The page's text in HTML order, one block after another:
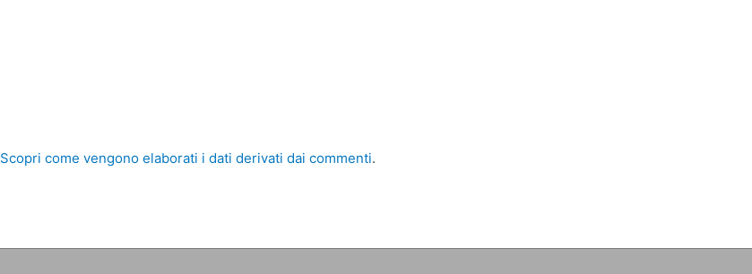
Scopri come vengono elaborati i dati derivati dai commenti.